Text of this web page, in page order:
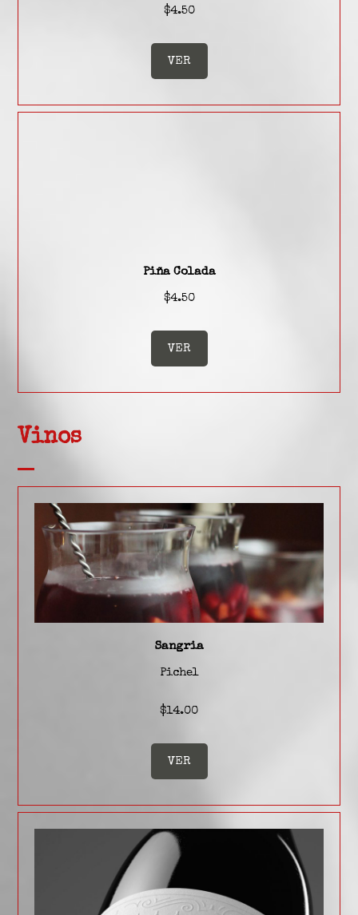
$4.50
VER
Piña Colada
$4.50
VER
Vinos
Sangria
Pichel
$14.00
VER